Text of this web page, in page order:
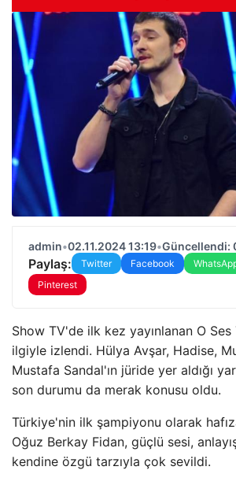
admin•02.11.2024 13:19•Güncellendi:
Paylaş: Twitter Facebook
Pinterest
Show TV'de ilk kez yayınlanan O
ilgiyle izlendi. Hülya Avşar, Hadise,
Mustafa Sandal'ın jüride yer aldığı
son durumu da merak konusu oldu.
Türkiye'nin ilk şampiyonu olarak
Oğuz Berkay Fidan, güçlü sesi,
kendine özgü tarzıyla çok sevildi.